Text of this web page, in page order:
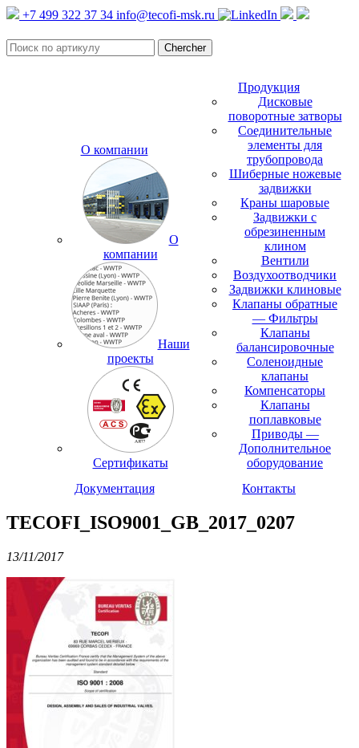
+7 499 322 37 34 info@tecofi-msk.ru
О компании
О
компании
Наши
проекты
Сертификаты
Продукция
Дисковые
поворотные затворы
Соединительные
элементы для
трубопровода
Шиберные ножевые
задвижки
Краны шаровые
Задвижки с
обрезиненным
клином
Вентили
Воздухоотводчики
Задвижки клиновые
Клапаны обратные
— Фильтры
Клапаны
балансировочные
Соленоидные
клапаны
Компенсаторы
Клапаны
поплавковые
Приводы —
Дополнительное
оборудование
Документация
Контакты
TECOFI_ISO9001_GB_2017_0207
13/11/2017